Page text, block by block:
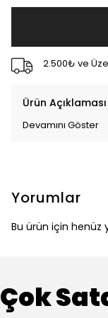
2.500₺ ve
Ürün Açıklaması
Devamını Göster
Yorumlar
Bu ürün için henüz
Çok